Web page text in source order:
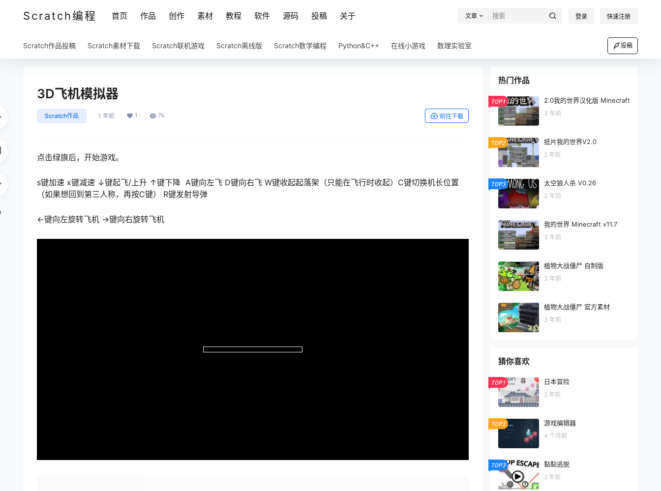
Scratch编程 首页 作品 创作 素材 教程 软件 源码 投稿 关于 文章 登录 快速注册
Scratch作品投稿 Scratch素材下载 Scratch联机游戏 Scratch离线版 Scratch数学编程 Python&C++ 在线小游戏 数理实验室 投稿
3D飞机模拟器
Scratch作品 1 年前 1 7k 前往下载
点击绿旗后，开始游戏。
s键加速 x键减速 ↓键起飞/上升 ↑键下降 A键向左飞 D键向右飞 W键收起起落架（只能在飞行时收起）C键切换机长位置
（如果想回到第三人称，再按C键） R键发射导弹
←键向左旋转飞机 →键向右旋转飞机
热门作品
TOP1 2.0我的世界汉化版 Minecraft
3 年前
TOP2 纸片我的世界V2.0
2 年前
TOP3 太空狼人杀 V0.26
3 年前
我的世界 Minecraft v11.7
3 年前
植物大战僵尸 自制版
3 年前
植物大战僵尸 官方素材
3 年前
猜你喜欢
TOP1 日本冒险
2 年前
TOP2 游戏编辑器
4 个月前
TOP3 黏黏逃脱
2 年前